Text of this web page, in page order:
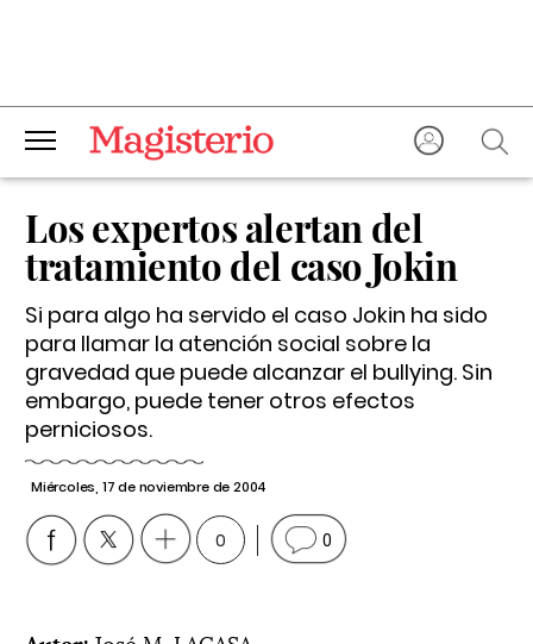
Los expertos alertan del
tratamiento del caso Jokin
Si para algo ha servido el caso Jokin ha sido
para llamar la atención social sobre la
gravedad que puede alcanzar el bullying. Sin
embargo, puede tener otros efectos
perniciosos.
Miércoles, 17 de noviembre de 2004
0 0